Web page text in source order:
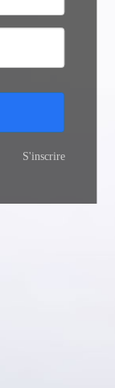
S'inscrire